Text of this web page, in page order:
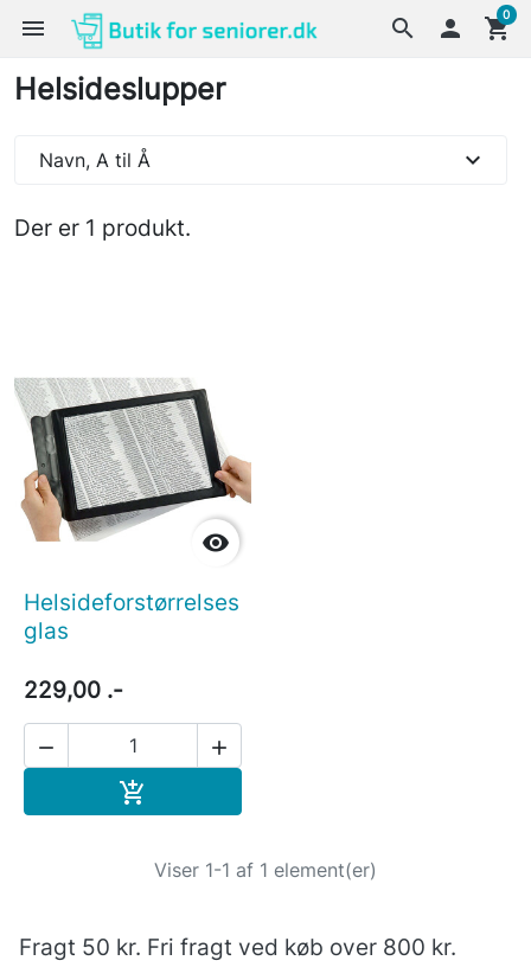
search
menu  shopping_cart
0
Helsideslupper
Der er 1 produkt.
Navn, A til Å expand_more

Helsideforstørrelses
glas
229,00 .-
 

Viser 1-1 af 1 element(er)
Fragt 50 kr. Fri fragt ved køb over 800 kr.